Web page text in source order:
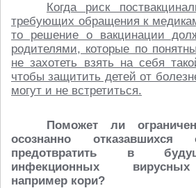
Когда риск
требующих обращения к
то решение о вакцинации
родителями, которые по
не захотеть взять на себя
чтобы защитить детей от
могут и не встретиться.
Поможет ли
осознанно отказавшихся
предотвратить в
инфекционных
например кори?